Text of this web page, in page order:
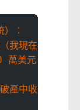
：
現在有曝險）
萬美元
產中收回零頭